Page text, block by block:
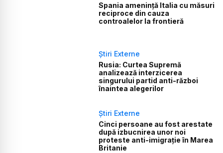
Spania amenință Italia cu măsuri
reciproce din cauza
controalelor la frontieră
Știri Externe
Rusia: Curtea Supremă
analizează interzicerea
singurului partid anti-război
înaintea alegerilor
Știri Externe
Cinci persoane au fost arestate
după izbucnirea unor noi
proteste anti-imigrație în Marea
Britanie